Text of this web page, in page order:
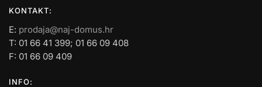
KONTAKT:
E: prodaja@naj-domus.hr
T: 01 66 41 399; 01 66 09 408
F: 01 66 09 409
INFO: